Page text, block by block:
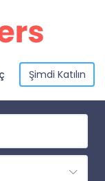
Şimdi Katılın